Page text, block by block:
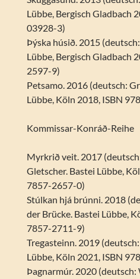
Lübbe, Bergisch Gladbach
03928-3)
Þýska húsið. 2015
Lübbe, Bergisch Gladbach
2597-9)
Petsamo. 2016 (deutsch:
Lübbe, Köln 2018, ISBN
Kommissar-Konráð-Reihe
Myrkrið veit. 2017
Gletscher. Bastei Lübbe,
7857-2657-0)
Stúlkan hjá brúnni. 2018
der Brücke. Bastei Lübbe,
7857-2711-9)
Tregasteinn. 2019
Lübbe, Köln 2021, ISBN
Þagnarmúr. 2020 (deutsch: